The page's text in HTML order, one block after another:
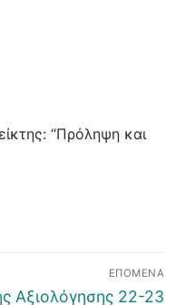
“Πρόληψη και
ΕΠΌΜΕΝΑ
Αξιολόγησης 22-23